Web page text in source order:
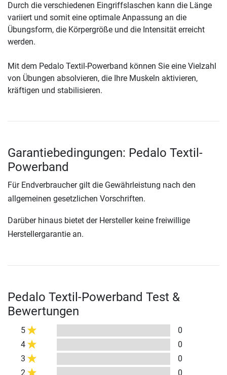
Durch die verschiedenen Eingriffslaschen kann die Länge
variiert und somit eine optimale Anpassung an die
Übungsform, die Körpergröße und die Intensität erreicht
werden.
Mit dem Pedalo Textil-Powerband können Sie eine Vielzahl
von Übungen absolvieren, die Ihre Muskeln aktivieren,
kräftigen und stabilisieren.
Garantiebedingungen: Pedalo Textil-
Powerband
Für Endverbraucher gilt die Gewährleistung nach den
allgemeinen gesetzlichen Vorschriften.
Darüber hinaus bietet der Hersteller keine freiwillige
Herstellergarantie an.
Pedalo Textil-Powerband Test &
Bewertungen
5
0
4
0
3
0
2
0